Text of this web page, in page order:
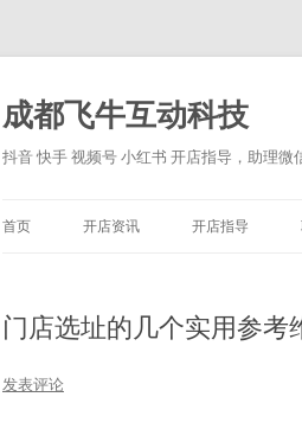
跳
文
成都飞牛互动科技
抖音 快手 视频号 小红书 开店指导，助理微
首页 开店资讯 开店指导
门店选址的几个实用参考
发表评论